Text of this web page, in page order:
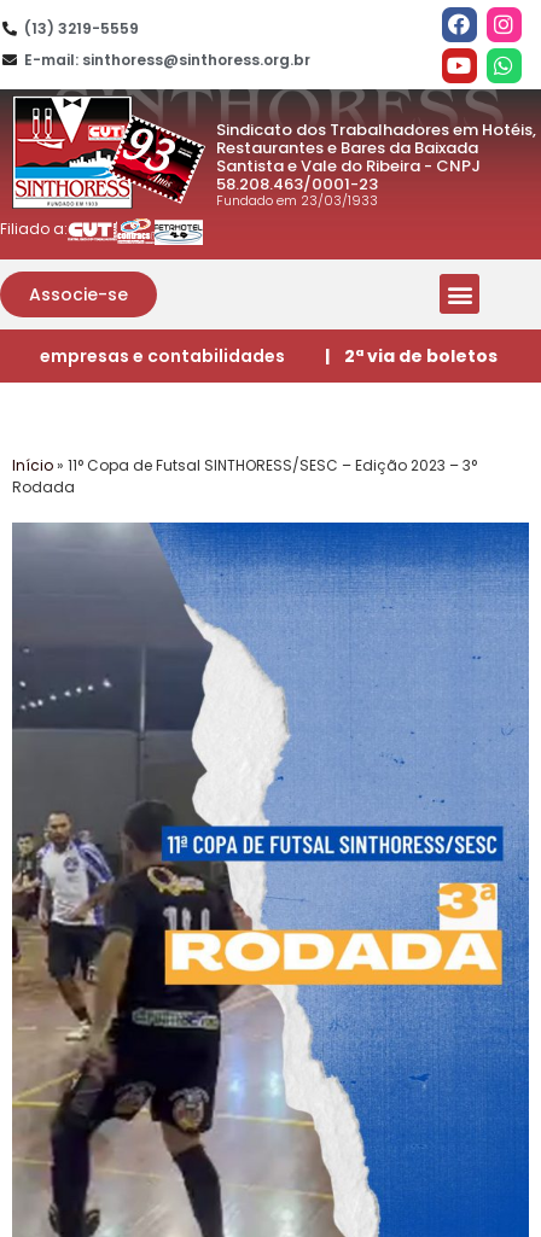
(13) 3219-5559
E-mail: sinthoress@sinthoress.org.br
Sindicato dos Trabalhadores em Hotéis,
Restaurantes e Bares da Baixada
Santista e Vale do Ribeira - CNPJ
58.208.463/0001-23
Fundado em 23/03/1933
Filiado a:
Associe-se
empresas e contabilidades | 2ª via de boletos
Início» 11° Copa de Futsal SINTHORESS/SESC – Edição 2023 – 3°
Rodada